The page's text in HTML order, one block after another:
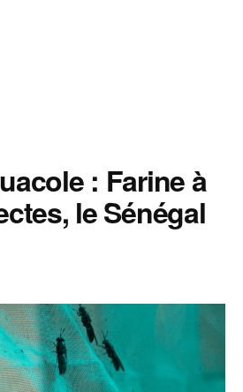
: Farine à
le Sénégal